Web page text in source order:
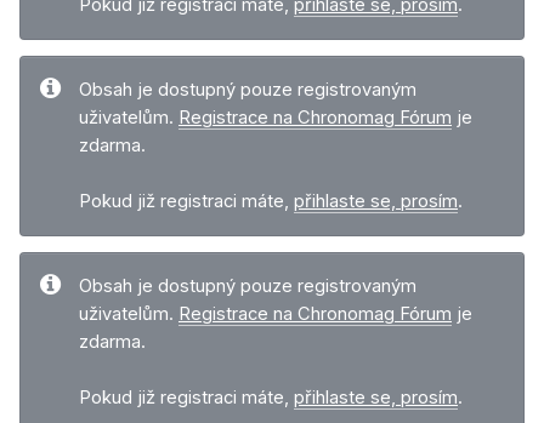
Pokud již registraci máte, přihlaste se, prosím.
Obsah je dostupný pouze registrovaným
uživatelům. Registrace na Chronomag Fórum je
zdarma.
Pokud již registraci máte, přihlaste se, prosím.
Obsah je dostupný pouze registrovaným
uživatelům. Registrace na Chronomag Fórum je
zdarma.
Pokud již registraci máte, přihlaste se, prosím.